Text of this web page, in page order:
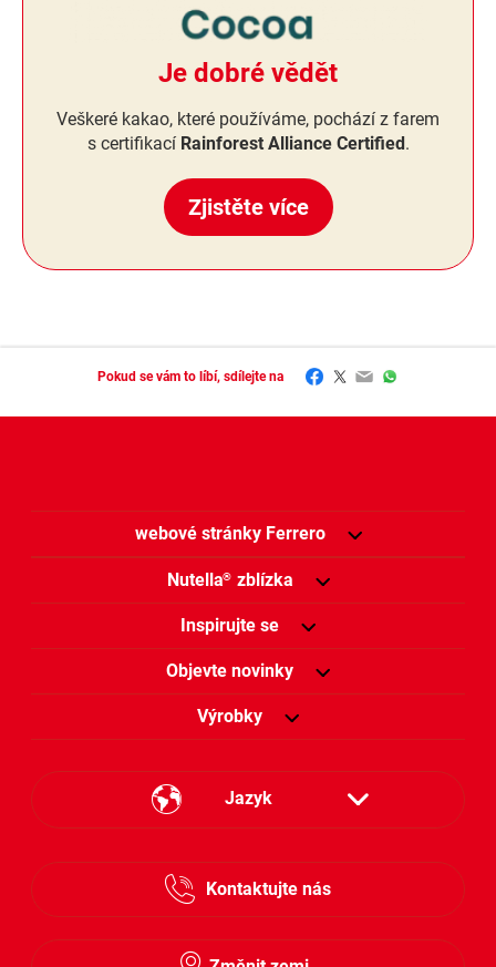
Je dobré vědět
Veškeré kakao, které používáme, pochází z farem
s certifikací Rainforest Alliance Certified.
Zjistěte více
Pokud se vám to líbí, sdílejte na Facebook
Twitter
EmailWhatsApp
webové stránky Ferrero
Nutella® zblízka
Inspirujte se
Objevte novinky
Výrobky
Jazyk
Česky
Kontaktujte nás